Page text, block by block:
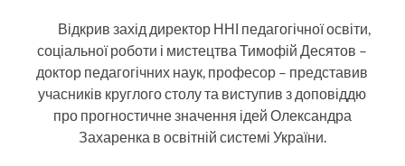
Відкрив захід директор ННІ педагогічної освіти,
соціальної роботи і мистецтва Тимофій Десятов –
доктор педагогічних наук, професор – представив
учасників круглого столу та виступив з доповіддю
про прогностичне значення ідей Олександра
Захаренка в освітній системі України.